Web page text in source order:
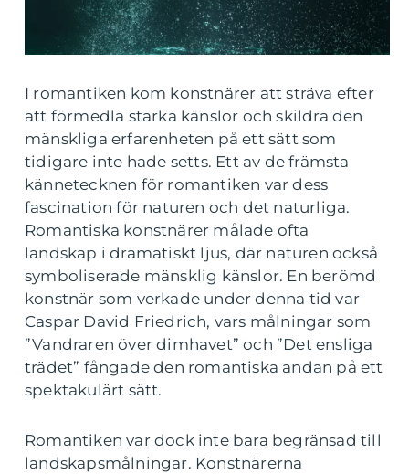
I romantiken kom konstnärer att sträva efter
att förmedla starka känslor och skildra den
mänskliga erfarenheten på ett sätt som
tidigare inte hade setts. Ett av de främsta
kännetecknen för romantiken var dess
fascination för naturen och det naturliga.
Romantiska konstnärer målade ofta
landskap i dramatiskt ljus, där naturen också
symboliserade mänsklig känslor. En berömd
konstnär som verkade under denna tid var
Caspar David Friedrich, vars målningar som
”Vandraren över dimhavet” och ”Det ensliga
trädet” fångade den romantiska andan på ett
spektakulärt sätt.
Romantiken var dock inte bara begränsad till
landskapsmålningar. Konstnärerna